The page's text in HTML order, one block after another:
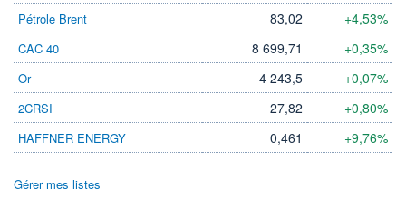
Pétrole Brent 83,02 +4,53%
CAC 40 8 699,71 +0,35%
Or 4 243,5 +0,07%
2CRSI 27,82 +0,80%
HAFFNER ENERGY 0,461 +9,76%
Gérer mes listes